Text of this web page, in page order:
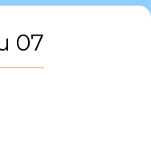
07